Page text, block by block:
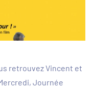
retrouvez Vincent et
Journée